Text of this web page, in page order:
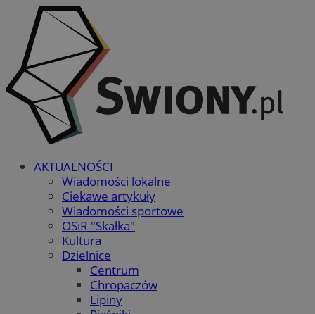
AKTUALNOŚCI
Wiadomości lokalne
Ciekawe artykuły
Wiadomości sportowe
OSiR "Skałka"
Kultura
Dzielnice
Centrum
Chropaczów
Lipiny